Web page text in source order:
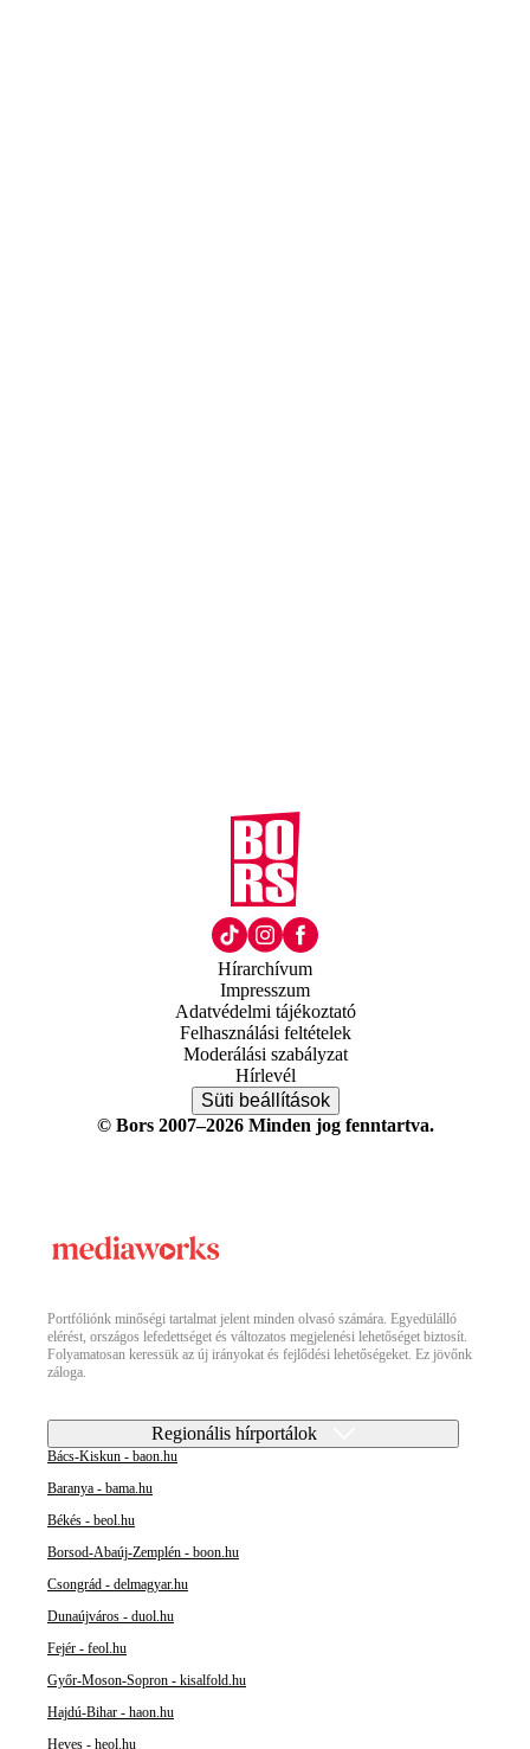
Hírarchívum
Impresszum
Adatvédelmi tájékoztató
Felhasználási feltételek
Moderálási szabályzat
Hírlevél
Süti beállítások
© Bors 2007–2026 Minden jog fenntartva.
Portfóliónk minőségi tartalmat jelent minden olvasó számára. Egyedülálló
elérést, országos lefedettséget és változatos megjelenési lehetőséget biztosít.
Folyamatosan keressük az új irányokat és fejlődési lehetőségeket. Ez jövőnk
záloga.
Regionális hírportálok
Bács-Kiskun - baon.hu
Baranya - bama.hu
Békés - beol.hu
Borsod-Abaúj-Zemplén - boon.hu
Csongrád - delmagyar.hu
Dunaújváros - duol.hu
Fejér - feol.hu
Győr-Moson-Sopron - kisalfold.hu
Hajdú-Bihar - haon.hu
Heves - heol.hu